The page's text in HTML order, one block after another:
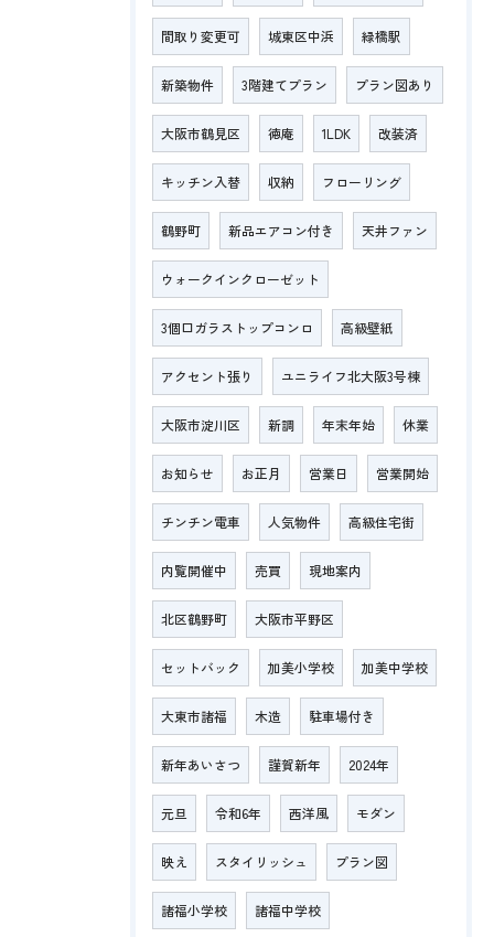
間取り変更可 城東区中浜 緑橋駅
新築物件 3階建てプラン プラン図あり
大阪市鶴見区 徳庵 1LDK 改装済
キッチン入替 収納 フローリング
鶴野町 新品エアコン付き 天井ファン
ウォークインクローゼット
3個口ガラストップコンロ 高級壁紙
アクセント張り ユニライフ北大阪3号棟
大阪市淀川区 新調 年末年始 休業
お知らせ お正月 営業日 営業開始
チンチン電車 人気物件 高級住宅街
内覧開催中 売買 現地案内
北区鶴野町 大阪市平野区
セットバック 加美小学校 加美中学校
大東市諸福 木造 駐車場付き
新年あいさつ 謹賀新年 2024年
元旦 令和6年 西洋風 モダン
映え スタイリッシュ プラン図
諸福小学校 諸福中学校